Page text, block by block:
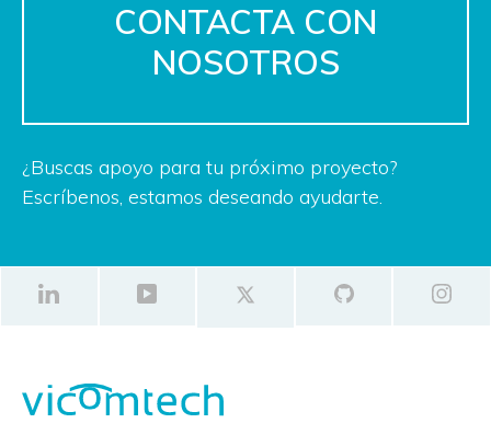
CONTACTA CON
NOSOTROS
¿Buscas apoyo para tu próximo proyecto?
Escríbenos, estamos deseando ayudarte.